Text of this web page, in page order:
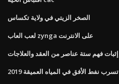
الصخر الزيتي في ولاية تكساس
لعب العاب zynga على الانترنت
إثبات فهم ستة عناصر من العقد والعلاجات
تسرب نفط الأفق في المياه العميقة 2019